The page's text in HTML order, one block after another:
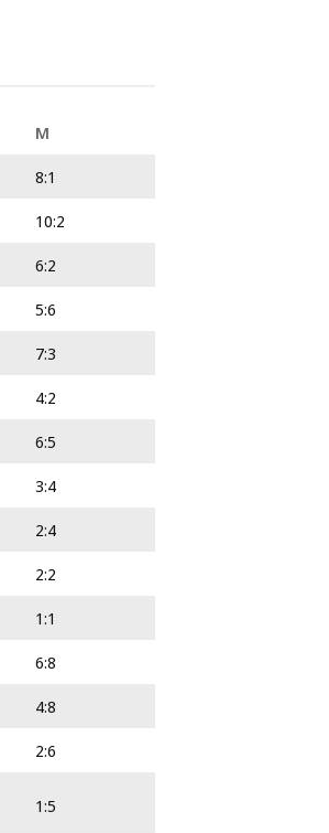
М
8:1
10:2
6:2
5:6
7:3
4:2
6:5
3:4
2:4
2:2
1:1
6:8
4:8
2:6
1:5